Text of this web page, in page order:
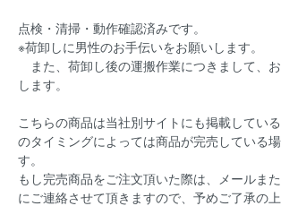
点検・清掃・動作確認済みです。
※荷卸しに男性のお手伝いをお願いします。
また、荷卸し後の運搬作業につきまして、
します。
こちらの商品は当社別サイトにも掲載してい
のタイミングによっては商品が完売している
す。
もし完売商品をご注文頂いた際は、メールま
にご連絡させて頂きますので、予めご了承の